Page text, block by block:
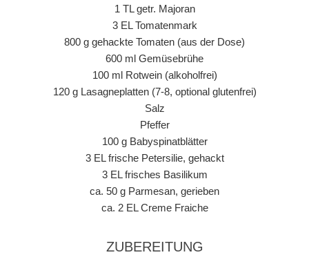
1 TL getr. Majoran
3 EL Tomatenmark
800 g gehackte Tomaten (aus der Dose)
600 ml Gemüsebrühe
100 ml Rotwein (alkoholfrei)
120 g Lasagneplatten (7-8, optional glutenfrei)
Salz
Pfeffer
100 g Babyspinatblätter
3 EL frische Petersilie, gehackt
3 EL frisches Basilikum
ca. 50 g Parmesan, gerieben
ca. 2 EL Creme Fraiche
ZUBEREITUNG